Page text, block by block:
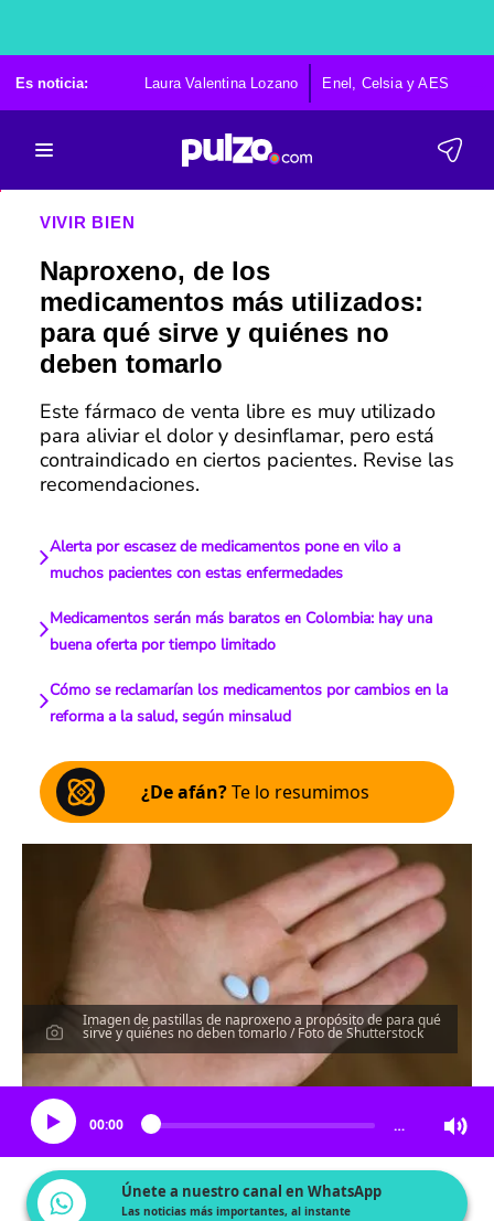
Es noticia: Laura Valentina Lozano Enel, Celsia y AES
VIVIR BIEN
Naproxeno, de los
medicamentos más utilizados:
para qué sirve y quiénes no
deben tomarlo
Este fármaco de venta libre es muy utilizado
para aliviar el dolor y desinflamar, pero está
contraindicado en ciertos pacientes. Revise las
recomendaciones.
Alerta por escasez de medicamentos pone en vilo a
muchos pacientes con estas enfermedades
Medicamentos serán más baratos en Colombia: hay una
buena oferta por tiempo limitado
Cómo se reclamarían los medicamentos por cambios en la
reforma a la salud, según minsalud
¿De afán?Te lo resumimos
Imagen de pastillas de naproxeno a propósito de para qué
sirve y quiénes no deben tomarlo / Foto de Shutterstock
Escucha el artículo
00:00 …
Únete a nuestro canal en WhatsApp
Las noticias más importantes, al instante